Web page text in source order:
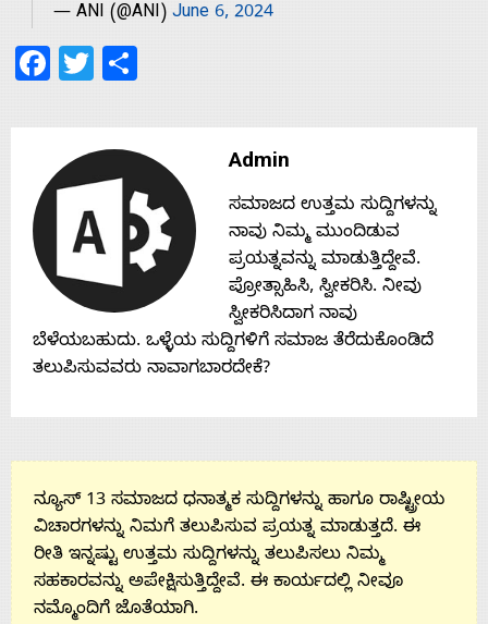
Contact
— ANI (@ANI)June 6, 2024
Facebook
Twitter
Admin
ಸಮಾಜದ ಉತ್ತಮ ಸುದ್ದಿಗಳನ್ನು
ನಾವು ನಿಮ್ಮ ಮುಂದಿಡುವ
ಪ್ರಯತ್ನವನ್ನು ಮಾಡುತ್ತಿದ್ದೇವೆ.
ಪ್ರೋತ್ಸಾಹಿಸಿ, ಸ್ವೀಕರಿಸಿ. ನೀವು
ಸ್ವೀಕರಿಸಿದಾಗ ನಾವು
ಬೆಳೆಯಬಹುದು. ಒಳ್ಳೆಯ ಸುದ್ದಿಗಳಿಗೆ ಸಮಾಜ ತೆರೆದುಕೊಂಡಿದೆ
ತಲುಪಿಸುವವರು ನಾವಾಗಬಾರದೇಕೆ?
ನ್ಯೂಸ್ 13 ಸಮಾಜದ ಧನಾತ್ಮಕ ಸುದ್ದಿಗಳನ್ನು ಹಾಗೂ ರಾಷ್ಟ್ರೀಯ
ವಿಚಾರಗಳನ್ನು ನಿಮಗೆ ತಲುಪಿಸುವ ಪ್ರಯತ್ನ ಮಾಡುತ್ತದೆ. ಈ
ರೀತಿ ಇನ್ನಷ್ಟು ಉತ್ತಮ ಸುದ್ದಿಗಳನ್ನು ತಲುಪಿಸಲು ನಿಮ್ಮ
ಸಹಕಾರವನ್ನು ಅಪೇಕ್ಷಿಸುತ್ತಿದ್ದೇವೆ. ಈ ಕಾರ್ಯದಲ್ಲಿ ನೀವೂ
ನಮ್ಮೊಂದಿಗೆ ಜೊತೆಯಾಗಿ.